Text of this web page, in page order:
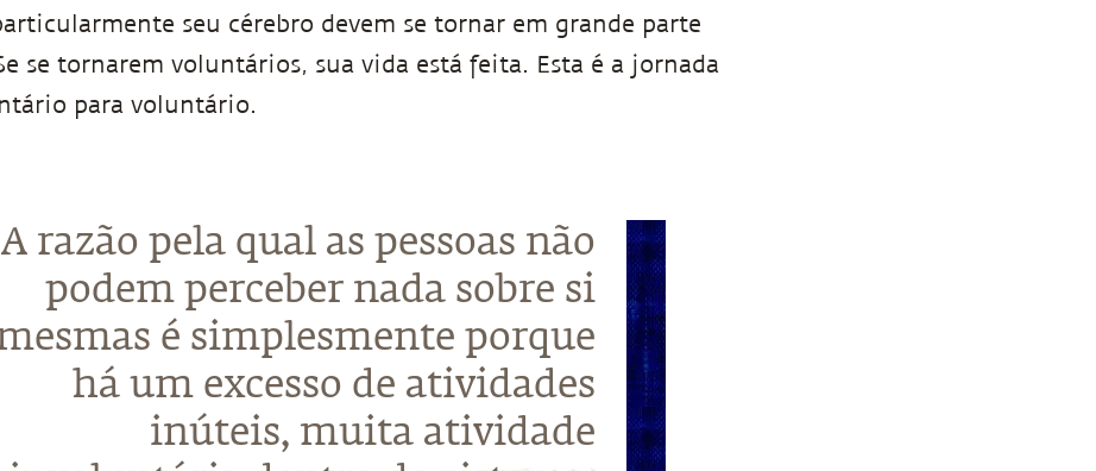
seu cérebro devem se tornar em grande parte
se tornarem voluntários, sua vida está feita. Esta é a jornada
para voluntário.
A razão pela qual as pessoas não
podem perceber nada sobre si
é simplesmente porque
há um excesso de atividades
inúteis, muita atividade